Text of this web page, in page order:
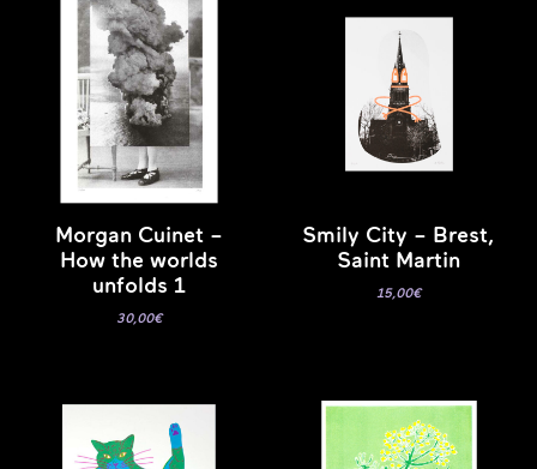
Morgan Cuinet –
How the worlds
unfolds 1
30,00€
Smily City – Brest,
Saint Martin
15,00€